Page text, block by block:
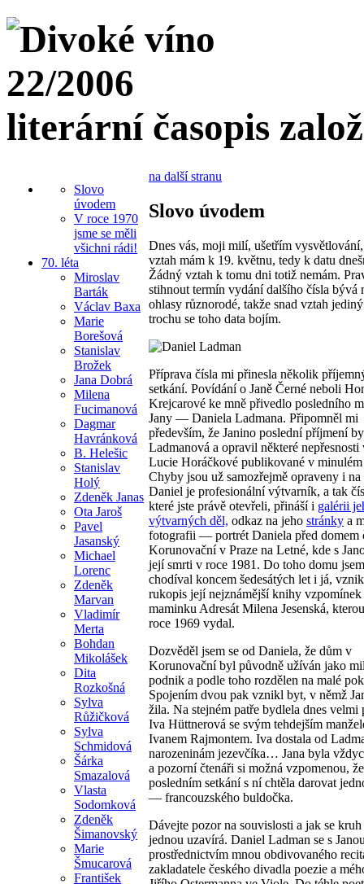
literární časopis
Slovo
úvodem
V roce 1970
jsme se měli
všichni rádi!
70. léta
Miroslav
Barták
Václav Baxa
Marie
Borešová
Stanislav
Brožek
Jana Dobrá
Milena
Fucimanová
Dagmar
Havránková
B. Helešic
Stanislav
Holý
Zdeněk Janas
Ota Jaroš
Pavel
Jasanský
Michael
Lorenc
Zdeněk
Marvan
Vladimír
Merta
Bohdan
Mikolášek
Dita
Rozkošná
Sylva
Růžičková
Sylva
Schmidová
Šárka
Smazalová
Vlasta
Sodomková
Zdeněk
Šimanovský
Marie
Šmucarová
František
na další stranu
Slovo úvodem
Dnes vás, moji milí, ušetřím
vztah mám k 19. květnu, tedy k datu
Žádný vztah k tomu dni totiž nemám.
stihnout termín vydání dalšího čísla bývá
ohlasy různorodé, takže snad vztah
trochu se toho data bojím.
Příprava čísla mi přinesla několik
setkání. Povídání o Janě Černé neboli
Krejcarové ke mně přivedlo posledního
Jany — Daniela Ladmana. Připomněl mi
především, že Janino poslední příjmení
Ladmanová a opravil některé nepřesnosti
Lucie Horáčkové publikované v minulém
Chyby jsou už samozřejmě opraveny i na
Daniel je profesionální výtvarník, a tak
které jste právě otevřeli, přináší i galérii
výtvarných děl, odkaz na jeho stránky a
fotografii — portrét Daniela před domem
Korunovační v Praze na Letné, kde s
její smrti v roce 1981. Do toho domu
chodíval koncem šedesátých let i já,
rukopis její nejznámější knihy vzpomínek
maminku Adresát Milena Jesenská,
roce 1969 vydal.
Dozvěděl jsem se od Daniela, že dům v
Korunovační byl původně užíván jako
podnik a podle toho rozdělen na malé
Spojením dvou pak vznikl byt, v němž
žila. Na stejném patře bydlela dnes velmi
Iva Hüttnerová se svým tehdejším
Ivanem Rajmontem. Iva dostala od
narozeninám jezevčíka… Jana byla
a pozorní čtenáři si možná vzpomenou,
posledním setkání s ní chtěla darovat
— francouzského buldočka.
Dávejte pozor na souvislosti a jak se kruh
jednou uzavírá. Daniel Ladman se s
prostřednictvím mnou obdivovaného
zakladatele českého divadla poezie a